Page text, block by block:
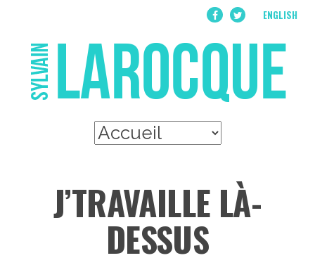
ENGLISH
J’TRAVAILLE LÀ-
DESSUS